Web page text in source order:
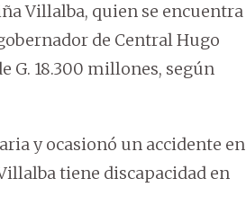
Villalba, quien se encuentra
de Central Hugo
G. 18.300 millones, según
y ocasionó un accidente en
tiene discapacidad en